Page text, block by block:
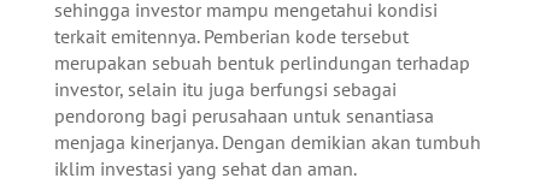
sehingga investor mampu mengetahui kondisi
terkait emitennya. Pemberian kode tersebut
merupakan sebuah bentuk perlindungan terhadap
investor, selain itu juga berfungsi sebagai
pendorong bagi perusahaan untuk senantiasa
menjaga kinerjanya. Dengan demikian akan tumbuh
iklim investasi yang sehat dan aman.